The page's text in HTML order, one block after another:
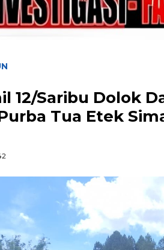
12/Saribu Dolok
Tua Etek